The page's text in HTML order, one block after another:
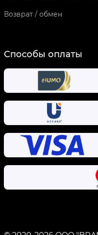
Возврат / обмен
Способы оплаты